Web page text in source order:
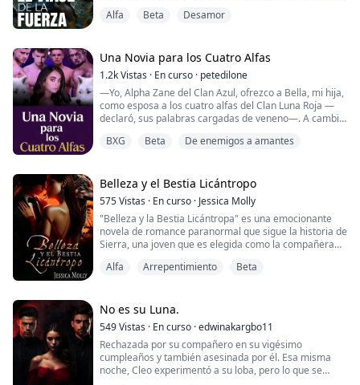
compañero destinado, pero no permitió que el rechazo
su fuerza interior y la desarrolla hasta co...
Alfa Beta Desamor
Una Novia para los Cuatro Alfas
1.2kVistas · En curso · petedilone
—Yo, Alpha Zane del Clan Azul, ofrezco a Bella, mi hija,
como esposa a los cuatro alfas del Clan Luna Roja —
declaró, sus palabras cargadas de veneno—. A cambio,
suspendida en el aire, un trato retorcido nacido de la
Pero mientras los alfas del Clan Luna Roja lidiaban con
el peso de la proposición de Alpha Zane, Bella ...
BXG Beta De enemigos a amantes
Belleza y el Bestia Licántropo
575Vistas · En curso · Jessica Molly
"Belleza y la Bestia Licántropa" es una emocionante
novela de romance paranormal que sigue la historia de
Sierra, una joven que es elegida como la compañera
Sierra tiene miedo de William y lo cree un monstruo,
convierte en la Luna y esposa...
Alfa Arrepentimiento Beta
No es su Luna.
549Vistas · En curso ·edwinakargbo11
Rechazada por su compañero en su vigésimo
cumpleaños y también asesinada por él. Esa misma
noche, Cleo experimentó a su loba, pero lo que se